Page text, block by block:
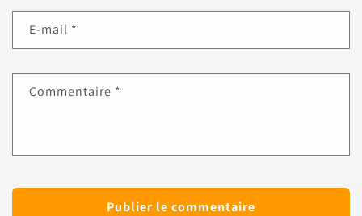
E-mail *
Commentaire *